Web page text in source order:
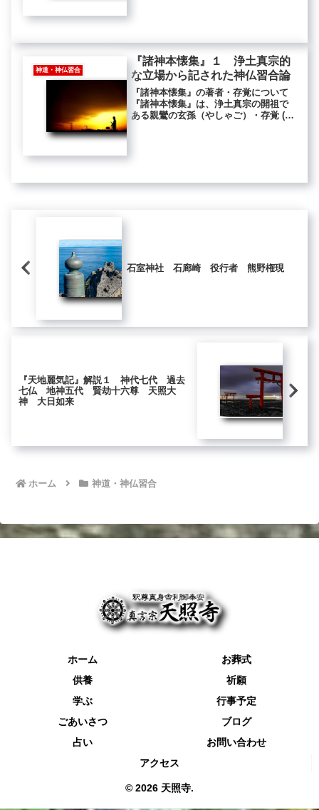
ひ...
神道・神仏習合
『諸神本懐集』１ 浄土真宗的
な立場から記された神仏習合論
『諸神本懐集』の著者・存覚について
『諸神本懐集』は、浄土真宗の開祖で
ある親鸞の玄孫（やしゃご）・存覚 (ぞ
石室神社 石廊崎 役行者 熊野権現
『天地麗気記』解説１ 神代七代 過去
七仏 地神五代 賢劫十六尊 天照大
神 大日如来
ホーム 神道・神仏習合
ホーム
お葬式
供養
祈願
学ぶ
行事予定
ごあいさつ
ブログ
占い
お問い合わせ
アクセス
© 2026 天照寺.